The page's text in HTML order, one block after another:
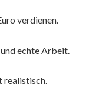
verdienen.
echte Arbeit.
realistisch.